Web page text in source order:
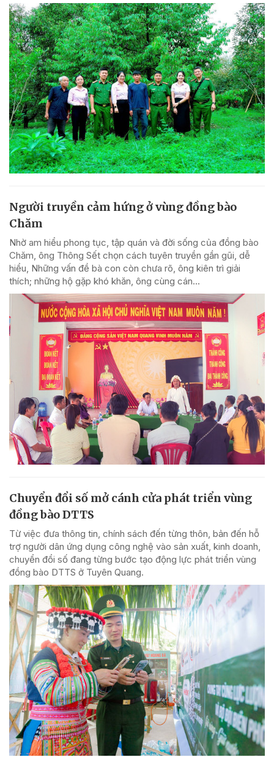
Người truyền cảm hứng ở vùng đồng bào
Chăm
Nhờ am hiểu phong tục, tập quán và đời sống của đồng bào
Chăm, ông Thông Sết chọn cách tuyên truyền gần gũi, dễ
hiểu, Những vấn đề bà con còn chưa rõ, ông kiên trì giải
thích; những hộ gặp khó khăn, ông cùng cán...
Chuyển đổi số mở cánh cửa phát triển vùng
đồng bào DTTS
Từ việc đưa thông tin, chính sách đến từng thôn, bản đến hỗ
trợ người dân ứng dụng công nghệ vào sản xuất, kinh doanh,
chuyển đổi số đang từng bước tạo động lực phát triển vùng
đồng bào DTTS ở Tuyên Quang.